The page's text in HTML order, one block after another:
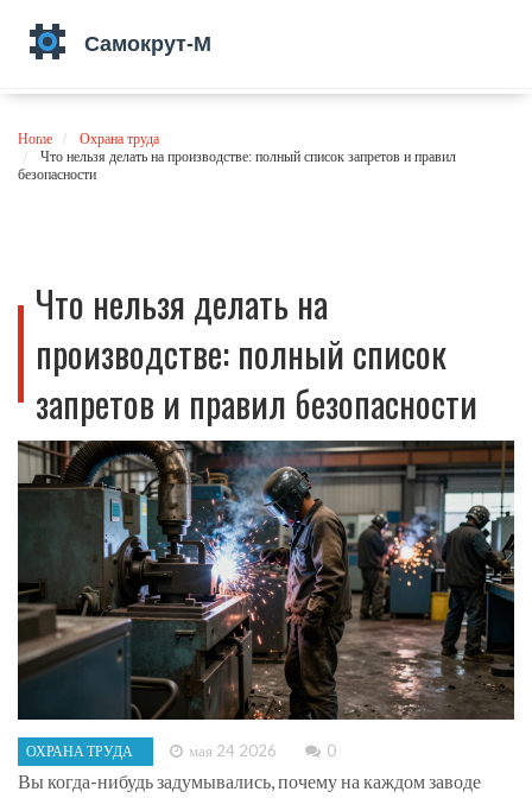
Home
Охрана труда
Что нельзя делать на производстве: полный список запретов и правил
безопасности
Что нельзя делать на
производстве: полный список
запретов и правил безопасности
ОХРАНА ТРУДА мая 24 2026 0
Вы когда-нибудь задумывались, почему на каждом заводе